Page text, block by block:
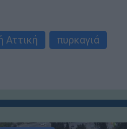
Αττική
πυρκαγιά